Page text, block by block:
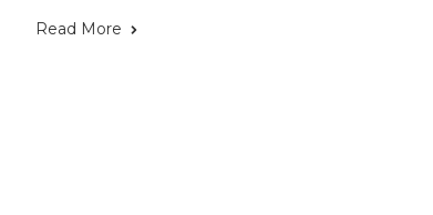
Read More